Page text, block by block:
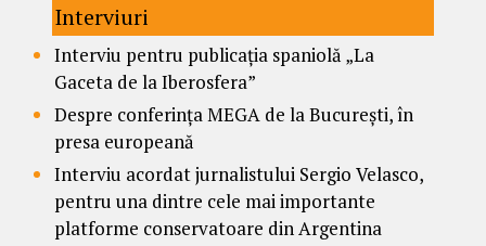
Interviuri
Interviu pentru publicația spaniolă „La
Gaceta de la Iberosfera”
Despre conferința MEGA de la București, în
presa europeană
Interviu acordat jurnalistului Sergio Velasco,
pentru una dintre cele mai importante
platforme conservatoare din Argentina